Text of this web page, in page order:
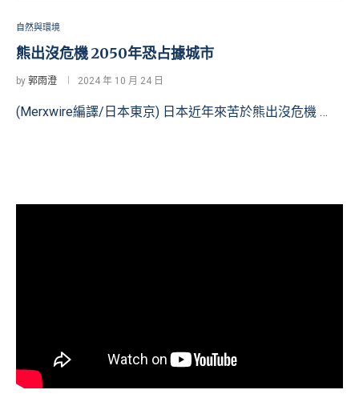
自然與環境
熊出沒危機 2050年恐占據城市
by 郭雨澄 2024 年 10 月 24 日
(Merxwire編譯/日本東京) 日本近年來苦於熊出沒危機 …